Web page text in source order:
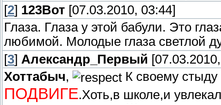
[2] 123Вот [07.03.2010, 03:44]
Глаза. Глаза у этой бабули. Это
любимой. Молодые глаза светлой
[3] Александр_Первый
Хоттабыч, К своему стыду
ПОДВИГЕ.Хоть,в школе,и